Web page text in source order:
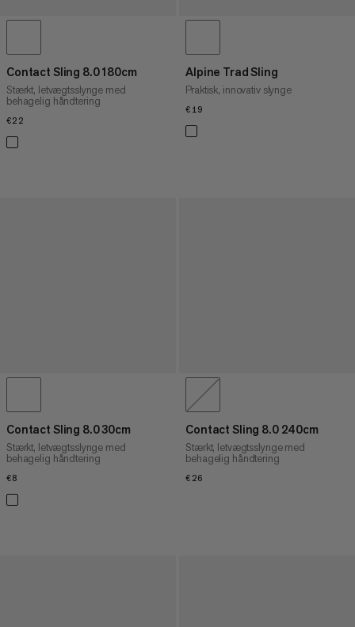
Contact Sling 8.0 180cm
Stærkt, letvægtsslynge med
behagelig håndtering
€22
Alpine Trad Sling
Praktisk, innovativ slynge
€19
Contact Sling 8.0 30cm
Stærkt, letvægtsslynge med
behagelig håndtering
€8
Contact Sling 8.0 240cm
Stærkt, letvægtsslynge med
behagelig håndtering
€26